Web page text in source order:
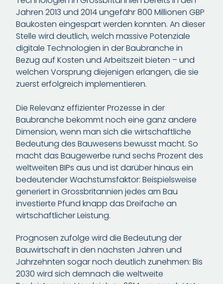
Jahren 2013 und 2014 ungefähr 800 Millionen GBP
Baukosten eingespart werden konnten. An dieser
Stelle wird deutlich, welch massive Potenziale
digitale Technologien in der Baubranche in
Bezug auf Kosten und Arbeitszeit bieten – und
welchen Vorsprung diejenigen erlangen, die sie
zuerst erfolgreich implementieren.
Die Relevanz effizienter Prozesse in der
Baubranche bekommt noch eine ganz andere
Dimension, wenn man sich die wirtschaftliche
Bedeutung des Bauwesens bewusst macht. So
macht das Baugewerbe rund sechs Prozent des
weltweiten BIPs aus und ist darüber hinaus ein
bedeutender Wachstumsfaktor: Beispielsweise
generiert in Grossbritannien jedes am Bau
investierte Pfund knapp das Dreifache an
wirtschaftlicher Leistung.
Prognosen zufolge wird die Bedeutung der
Bauwirtschaft in den nächsten Jahren und
Jahrzehnten sogar noch deutlich zunehmen: Bis
2030 wird sich demnach die weltweite